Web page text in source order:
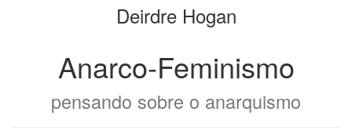
livros
bookbuilder
Deirdre Hogan
Anarco-Feminismo
pensando sobre o anarquismo